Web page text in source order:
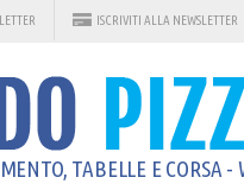
ISCRIVITI ALLA NEWSLETTER
TABELLE E CORSA